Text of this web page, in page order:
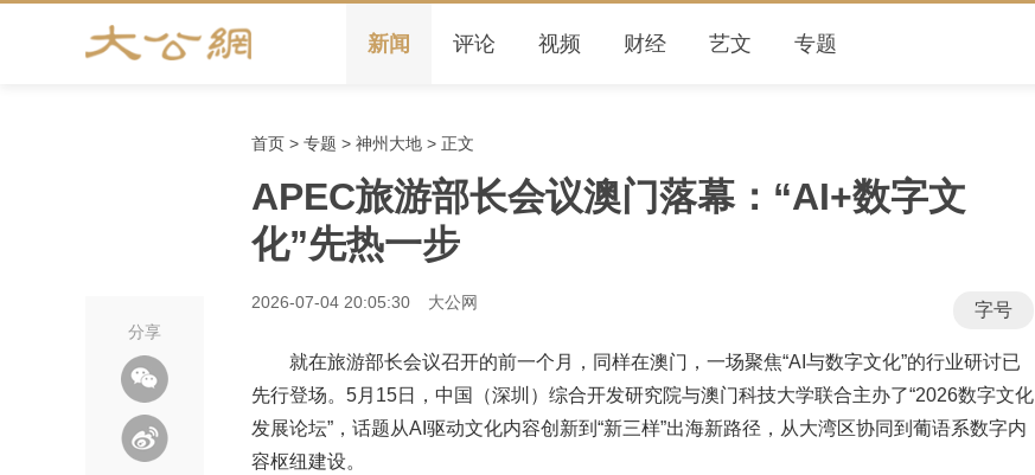
新闻 评论 视频 财经 艺文 专题
首页 > 专题 > 神州大地 > 正文
APEC旅游部长会议澳门落幕：“AI+数字文
化”先热一步
2026-07-04 20:05:30 大公网 字号
分享
就在旅游部长会议召开的前一个月，同样在澳门，一场聚焦“AI与数字文化”的行业研讨已
先行登场。5月15日，中国（深圳）综合开发研究院与澳门科技大学联合主办了“2026数字文化
发展论坛”，话题从AI驱动文化内容创新到“新三样”出海新路径，从大湾区协同到葡语系数字内
容枢纽建设。